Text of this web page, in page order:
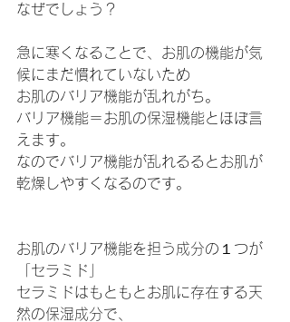
なぜでしょう？
急に寒くなることで、お肌の機能が気
候にまだ慣れていないため
お肌のバリア機能が乱れがち。
バリア機能＝お肌の保湿機能とほぼ言
えます。
なのでバリア機能が乱れるるとお肌が
乾燥しやすくなるのです。
お肌のバリア機能を担う成分の１つが
「セラミド」
セラミドはもともとお肌に存在する天
然の保湿成分で、